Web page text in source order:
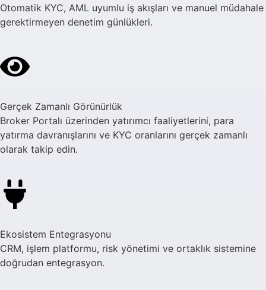
Otomatik KYC, AML uyumlu iş akışları ve manuel müdahale
gerektirmeyen denetim günlükleri.
Gerçek Zamanlı Görünürlük
Broker Portalı üzerinden yatırımcı faaliyetlerini, para
yatırma davranışlarını ve KYC oranlarını gerçek zamanlı
olarak takip edin.
Ekosistem Entegrasyonu
CRM, işlem platformu, risk yönetimi ve ortaklık sistemine
doğrudan entegrasyon.